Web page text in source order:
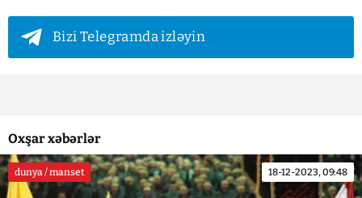
Bizi Telegramda izləyin
Oxşar xəbərlər
dunya / manset 18-12-2023, 09:48